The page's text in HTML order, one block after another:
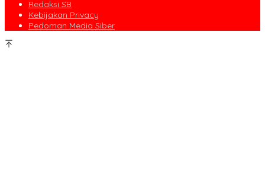
Redaksi SB
Kebijakan Privacy
Pedoman Media Siber